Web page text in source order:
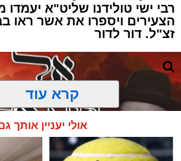
רבי ישי טולידנו שליט"א יעמדו
הצעירים ויספרו את אשר ראו
זצ"ל. דור לדור
קרא עוד
אולי יעניין אותך